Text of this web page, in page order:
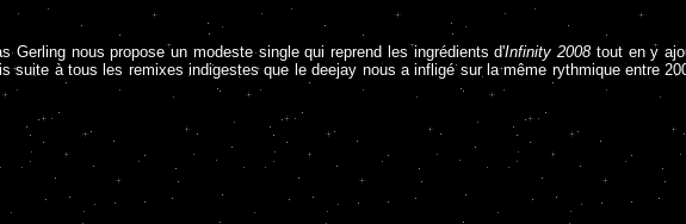
nous propose un modeste single qui reprend les ingrédients d'Infinity 2008tout en y
à tous les remixes indigestes que le deejay nous a infligé sur la même rythmique entre